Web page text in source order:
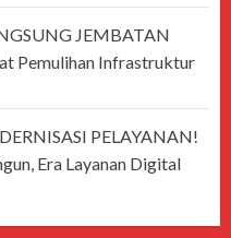
JEMBATAN
Pemulihan Infrastruktur
PELAYANAN!
Era Layanan Digital